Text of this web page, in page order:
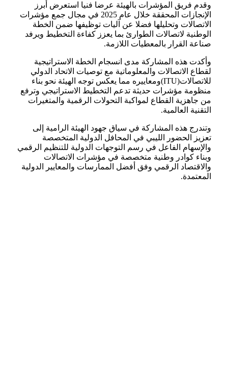
وقدم فريق المؤشرات بالهيئة عرضا فنيا استعرض أبرز
الإنجازات المحققة خلال عام 2025 في مجال جمع مؤشرات
الاتصالات وتحليلها فضلا عن آليات توظيفها ضمن الخطة
الوطنية لاتصالات الطوارئ بما يعزز كفاءة التخطيط ويرفد
صناعة القرار بالمعطيات اللازمة.
وأكدت هذه المشاركة مدى انسجام الخطة الاستراتيجية
لقطاع الاتصالات والمعلوماتية مع توصيات الاتحاد الدولي
للاتصالات(ITU)ومعاييره مما يعكس توجه الهيئة نحو بناء
منظومة مؤشرات حديثة تدعم التخطيط الاستراتيجي وترفع
من جاهزية القطاع لمواكبة التحولات الرقمية والمتغيرات
التقنية العالمية.
وتندرج هذه المشاركة في سياق جهود الهيئة الرامية إلى
تعزيز الحضور الليبي في المحافل الدولية المتخصصة
والإسهام الفاعل في رسم التوجهات الدولية للتنظيم الرقمي
وبناء كوادر وطنية متخصصة في مؤشرات الاتصالات
والاقتصاد الرقمي وفق أفضل الممارسات والمعايير الدولية
المعتمدة.